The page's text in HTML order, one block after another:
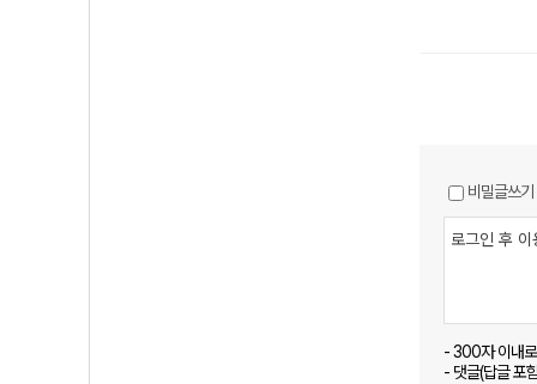
비밀글쓰기
- 300자 이내
- 댓글(답글 포